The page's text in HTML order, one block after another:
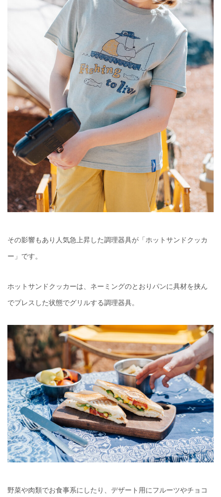
その影響もあり人気急上昇した調理器具が「ホットサンドクッカ
ー」です。
ホットサンドクッカーは、ネーミングのとおりパンに具材を挟ん
でプレスした状態でグリルする調理器具。
野菜や肉類でお食事系にしたり、デザート用にフルーツやチョコ